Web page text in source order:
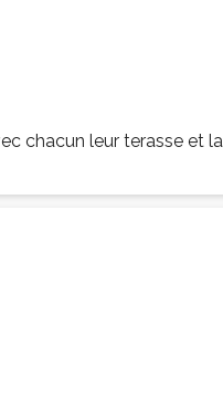
chacun leur terasse et la